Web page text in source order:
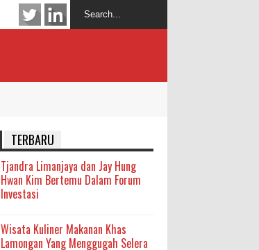
TERBARU
Tjandra Limanjaya dan Jay Hung
Hwan Kim Bertemu Dalam Forum
Investasi
Wisata Kuliner Makanan Khas
Lamongan Yang Menggugah Selera